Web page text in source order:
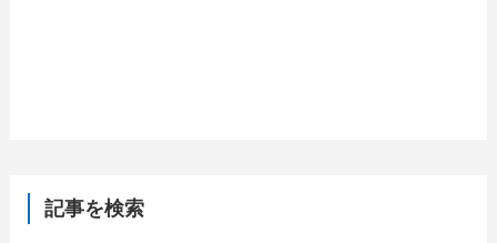
記事を検索